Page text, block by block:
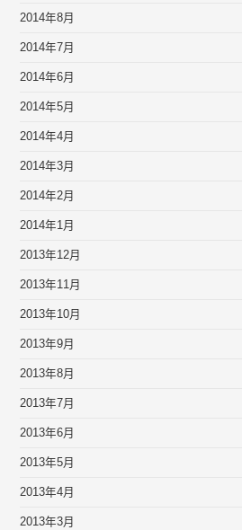
2014年8月
2014年7月
2014年6月
2014年5月
2014年4月
2014年3月
2014年2月
2014年1月
2013年12月
2013年11月
2013年10月
2013年9月
2013年8月
2013年7月
2013年6月
2013年5月
2013年4月
2013年3月